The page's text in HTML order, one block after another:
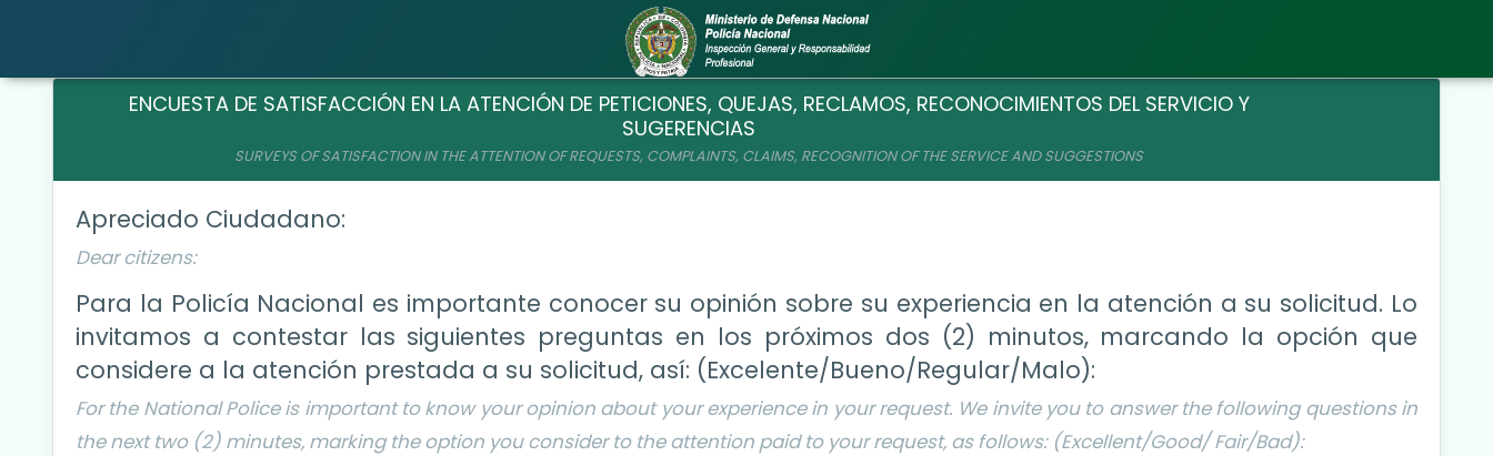
ENCUESTA DE SATISFACCIÓN EN LA ATENCIÓN DE PETICIONES, QUEJAS, RECLAMOS, RECONOCIMIENTOS DEL SERVICIO Y
SUGERENCIAS
SURVEYS OF SATISFACTION IN THE ATTENTION OF REQUESTS, COMPLAINTS, CLAIMS, RECOGNITION OF THE SERVICE AND SUGGESTIONS
Apreciado Ciudadano:
Dear citizens:
Para la Policía Nacional es importante conocer su opinión sobre su experiencia en la atención a su solicitud. Lo
invitamos a contestar las siguientes preguntas en los próximos dos (2) minutos, marcando la opción que
considere a la atención prestada a su solicitud, así: (Excelente/Bueno/Regular/Malo):
For the National Police is important to know your opinion about your experience in your request. We invite you to answer the following questions in
the next two (2) minutes, marking the option you consider to the attention paid to your request, as follows: (Excellent/Good/ Fair/Bad):